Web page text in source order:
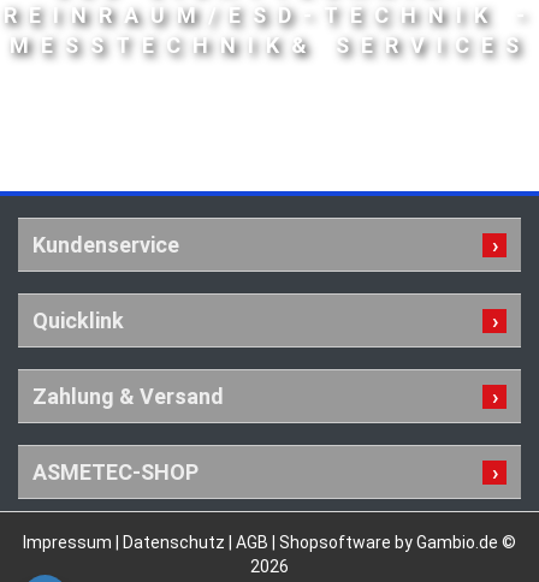
REINRAUM/ESD-TECHNIK -
MESSTECHNIK& SERVICES
Kundenservice
Quicklink
Zahlung & Versand
ASMETEC-SHOP
Impressum | Datenschutz | AGB | Shopsoftware by Gambio.de ©
2026